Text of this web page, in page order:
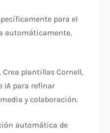
para el
automáticamente,
Crea plantillas Cornell,
IA para refinar
y colaboración.​​
automática de